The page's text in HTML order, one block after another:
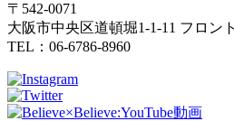
〒542-0071
大阪市中央区道頓堀1-1-11 フロン
TEL：06-6786-8960